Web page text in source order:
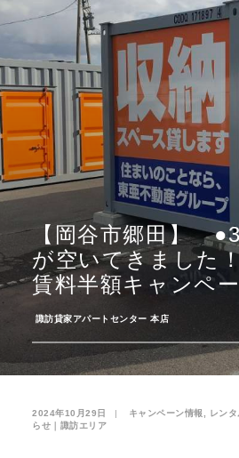
店舗
オーナー様
入居者様専用
解約のお申込み
企業情報
お問い合わせ
お気に入り
【岡谷市郷田】
が空いてきました
賃料半額キャンペ
諏訪貸家アパートセンター 本店
2024年10月29日 | キャンペーン情報 レン
らせ｜諏訪エリア